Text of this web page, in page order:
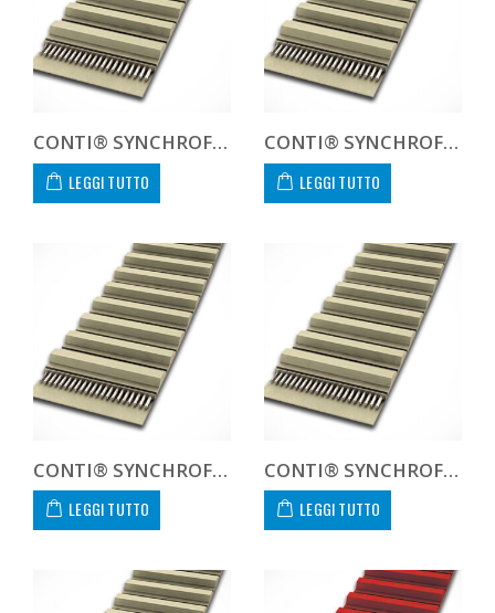
CONTI® SYNCHROFLEX AT10 1720 50
LEGGI TUTTO
CONTI® SYNCHROFLEX AT10 1720 60
LEGGI TUTTO
CONTI® SYNCHROFLEX AT10 1720 75
LEGGI TUTTO
CONTI® SYNCHROFLEX AT10 1720 100
LEGGI TUTTO